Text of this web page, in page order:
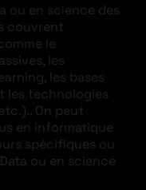
ou en science des
couvrent
le
les
les bases
les technologies
On peut
en informatique
spécifiques ou
ou en science